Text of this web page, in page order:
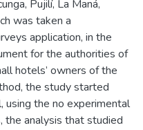
Pujilí, La Maná,
was taken a
application, in the
for the authorities of
hotels’ owners of the
the study started
using the no experimental
the analysis that studied